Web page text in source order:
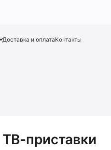
Доставка и оплатаКонтакты
ТВ-приставки